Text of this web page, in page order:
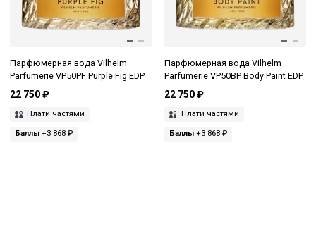
Парфюмерная вода Vilhelm
Parfumerie VP50PF Purple Fig EDP
22 750 ₽
Плати частями
Баллы +3 868 ₽
Парфюмерная вода Vilhelm
Parfumerie VP50BP Body Paint EDP
22 750 ₽
Плати частями
Баллы+3 868 ₽